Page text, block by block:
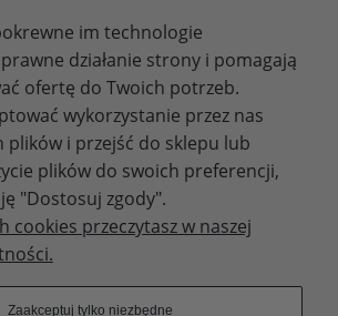
Zapisz się
im technologie
działanie strony i pomagają
ofertę do Twoich potrzeb.
wykorzystanie przez nas
plików i przejść do sklepu lub
plików do swoich preferencji,
"Dostosuj zgody".
cookies przeczytasz w naszej
Zaakceptuj tylko niezbędne